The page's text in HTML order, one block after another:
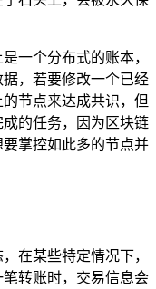
一个分布式的账本，
，若要修改一个已经
节点来达成共识，但
的任务，因为区块链
掌控如此多的节点并
在某些特定情况下，
转账时，交易信息会